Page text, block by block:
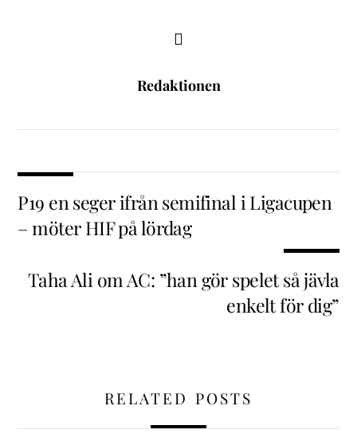
Redaktionen
P19 en seger ifrån semifinal i Ligacupen
– möter HIF på lördag
Taha Ali om AC: ”han gör spelet så jävla
enkelt för dig”
RELATED POSTS